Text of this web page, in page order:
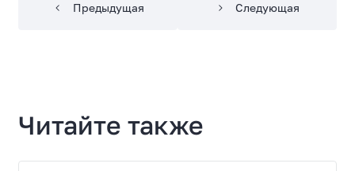
Предыдущая Следующая
Читайте также